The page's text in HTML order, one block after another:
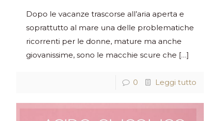
Dopo le vacanze trascorse all’aria aperta e
soprattutto al mare una delle problematiche
ricorrenti per le donne, mature ma anche
giovanissime, sono le macchie scure che […]
0 Leggi tutto